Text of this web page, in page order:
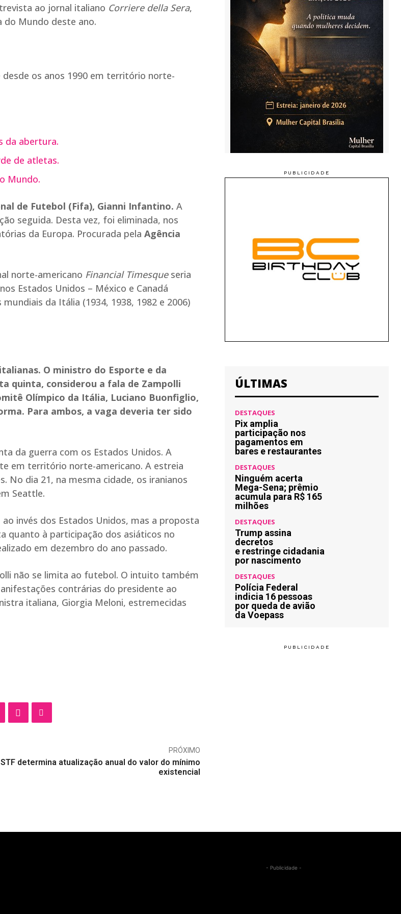
ao jornal italiano Corriere della Sera,
Mundo deste ano.
desde os anos 1990 em território norte-
da abertura.
de atletas.
Mundo.
de Futebol (Fifa), Gianni Infantino. A
seguida. Desta vez, foi eliminada, nos
da Europa. Procurada pela Agência
norte-americano Financial Timesqueseria
Estados Unidos – México e Canadá
da Itália (1934, 1938, 1982 e 2006)
O ministro do Esporte e da
quinta, considerou a fala de Zampolli
Olímpico da Itália, Luciano Buonfiglio,
Para ambos, a vaga deveria ter sido
da guerra com os Estados Unidos. A
em território norte-americano. A estreia
No dia 21, na mesma cidade, os iranianos
Seattle.
invés dos Estados Unidos, mas a proposta
quanto à participação dos asiáticos no
em dezembro do ano passado.
não se limita ao futebol. O intuito também
contrárias do presidente ao
italiana, Giorgia Meloni, estremecidas
PRÓXIMO
STF determina atualização anual do valor do mínimo
existencial
ÚLTIMAS
DESTAQUES
Pix amplia
participação nos
pagamentos em
bares e restaurantes
DESTAQUES
Ninguém acerta
Mega-Sena; prêmio
acumula para R$ 165
milhões
DESTAQUES
Trump assina
decretos
e restringe cidadania
por nascimento
DESTAQUES
Polícia Federal
indicia 16 pessoas
por queda de avião
da Voepass
- Publicidade -